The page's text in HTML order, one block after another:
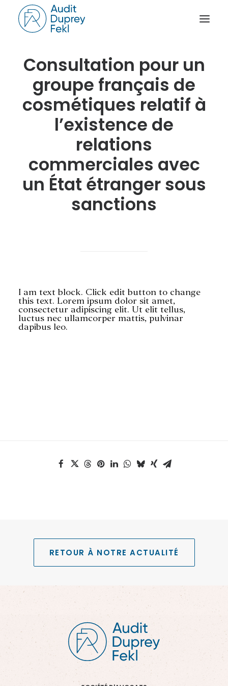
ACCUEIL
LE CABINET
NOS SAVOIR-FAIRE
RAPPORT D’ACTIVITÉ
CONTACT
RECHERCHE
Consultation pour un
groupe français de
cosmétiques relatif à
l’existence de
relations
commerciales avec
un État étranger sous
sanctions
I am text block. Click edit button to change
this text. Lorem ipsum dolor sit amet,
consectetur adipiscing elit. Ut elit tellus,
luctus nec ullamcorper mattis, pulvinar
dapibus leo.
RETOUR À NOTRE ACTUALITÉ